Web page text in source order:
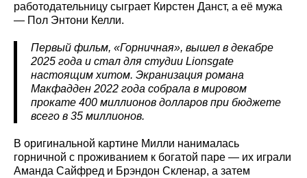
работодательницу сыграет Кирстен Данст, а её мужа
— Пол Энтони Келли.
Первый фильм, «Горничная», вышел в декабре
2025 года и стал для студии Lionsgate
настоящим хитом. Экранизация романа
Макфадден 2022 года собрала в мировом
прокате 400 миллионов долларов при бюджете
всего в 35 миллионов.
В оригинальной картине Милли нанималась
горничной с проживанием к богатой паре — их играли
Аманда Сайфред и Брэндон Скленар, а затем